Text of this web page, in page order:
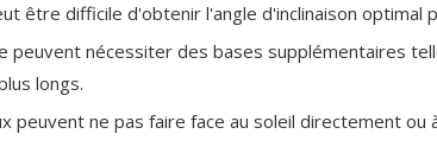
être difficile d'obtenir l'angle d'inclinaison optimal
peuvent nécessiter des bases supplémentaires
longs.
peuvent ne pas faire face au soleil directement